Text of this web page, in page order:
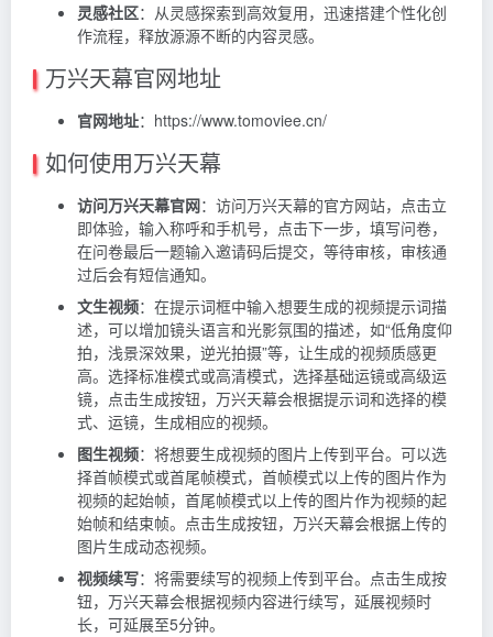
灵感社区：从灵感探索到高效复用，迅速搭建个性化创
作流程，释放源源不断的内容灵感。
万兴天幕官网地址
官网地址：https://www.tomoviee.cn/
如何使用万兴天幕
访问万兴天幕官网：访问万兴天幕的官方网站，点击立
即体验，输入称呼和手机号，点击下一步，填写问卷，
在问卷最后一题输入邀请码后提交，等待审核，审核通
过后会有短信通知。
文生视频：在提示词框中输入想要生成的视频提示词描
述，可以增加镜头语言和光影氛围的描述，如“低角度仰
拍，浅景深效果，逆光拍摄”等，让生成的视频质感更
高。选择标准模式或高清模式，选择基础运镜或高级运
镜，点击生成按钮，万兴天幕会根据提示词和选择的模
式、运镜，生成相应的视频。
图生视频：将想要生成视频的图片上传到平台。可以选
择首帧模式或首尾帧模式，首帧模式以上传的图片作为
视频的起始帧，首尾帧模式以上传的图片作为视频的起
始帧和结束帧。点击生成按钮，万兴天幕会根据上传的
图片生成动态视频。
视频续写：将需要续写的视频上传到平台。点击生成按
钮，万兴天幕会根据视频内容进行续写，延展视频时
长，可延展至5分钟。